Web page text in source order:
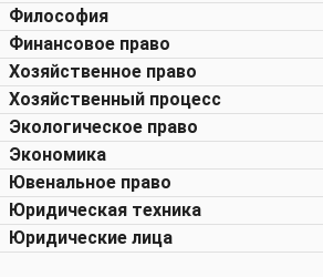
Философия
Финансовое право
Хозяйственное право
Хозяйственный процесс
Экологическое право
Экономика
Ювенальное право
Юридическая техника
Юридические лица